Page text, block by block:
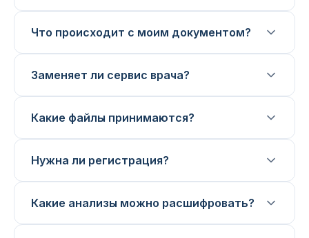
Что происходит с моим документом?
Заменяет ли сервис врача?
Какие файлы принимаются?
Нужна ли регистрация?
Какие анализы можно расшифровать?